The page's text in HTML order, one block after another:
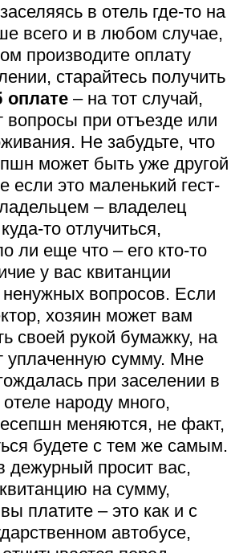
в отель где-то на
всего и в любом случае,
производите оплату
старайтесь получить
оплате – на тот случай,
вопросы при отъезде или
Не забудьте, что
может быть уже другой
если это маленький гест-
– владелец
то отлучиться,
ли еще что – его кто-то
у вас квитанции
ненужных вопросов. Если
хозяин может вам
своей рукой бумажку, на
уплаченную сумму. Мне
при заселении в
народу много,
меняются, не факт,
будете с тем же самым.
дежурный просит вас,
на сумму,
платите – это как и с
автобусе,